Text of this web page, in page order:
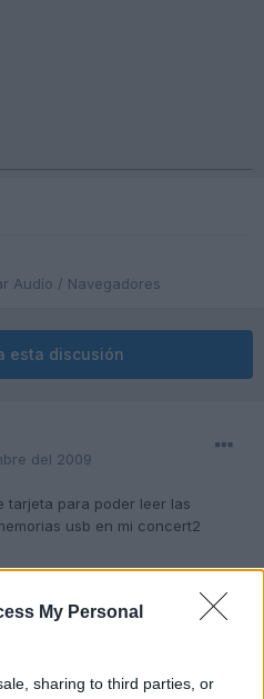
My Personal
sharing to third parties, or
Audio / Navegadores
esta discusión
del 2009
tarjeta para poder leer las
usb en mi concert2
de la cancion, los tag id3?
ebay? Alguien cocnoce algun
soy un poco torpe por ebay